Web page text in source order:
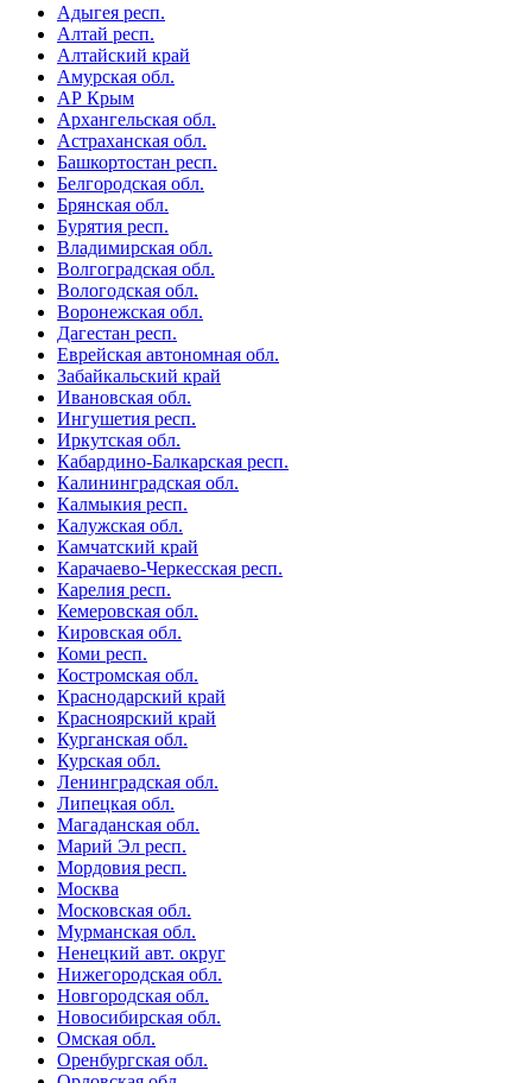
Адыгея респ.
Алтай респ.
Алтайский край
Амурская обл.
АР Крым
Архангельская обл.
Астраханская обл.
Башкортостан респ.
Белгородская обл.
Брянская обл.
Бурятия респ.
Владимирская обл.
Волгоградская обл.
Вологодская обл.
Воронежская обл.
Дагестан респ.
Еврейская автономная обл.
Забайкальский край
Ивановская обл.
Ингушетия респ.
Иркутская обл.
Кабардино-Балкарская респ.
Калининградская обл.
Калмыкия респ.
Калужская обл.
Камчатский край
Карачаево-Черкесская респ.
Карелия респ.
Кемеровская обл.
Кировская обл.
Коми респ.
Костромская обл.
Краснодарский край
Красноярский край
Курганская обл.
Курская обл.
Ленинградская обл.
Липецкая обл.
Магаданская обл.
Марий Эл респ.
Мордовия респ.
Москва
Московская обл.
Мурманская обл.
Ненецкий авт. округ
Нижегородская обл.
Новгородская обл.
Новосибирская обл.
Омская обл.
Оренбургская обл.